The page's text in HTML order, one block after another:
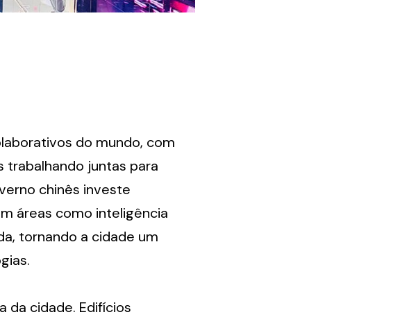
do mundo, com
juntas para
chinês investe
áreas como inteligência
tornando a cidade um
da cidade. Edifícios